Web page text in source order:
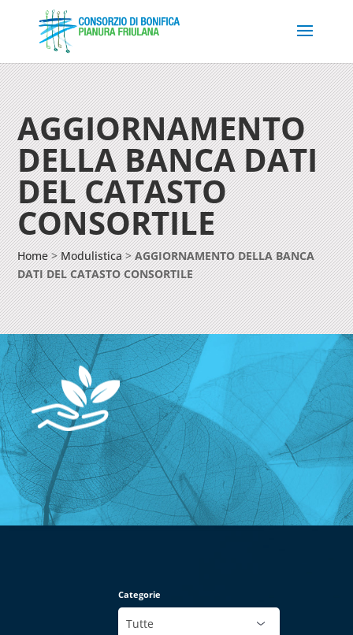
AGGIORNAMENTO
DELLA BANCA DATI
DEL CATASTO
CONSORTILE
Home>Modulistica>AGGIORNAMENTO DELLA BANCA
DATI DEL CATASTO CONSORTILE
Categorie